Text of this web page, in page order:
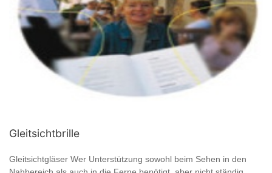
Gleitsichtbrille
Gleitsichtgläser Wer Unterstützung sowohl beim Sehen in den